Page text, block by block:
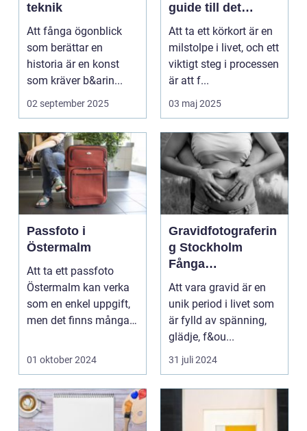
teknik
Att fånga ögonblick
som berättar en
historia är en konst
som kräver b&arin...
02 september 2025
guide till det
perfekta fotot
Att ta ett körkort är en
milstolpe i livet, och ett
viktigt steg i processen
är att f...
03 maj 2025
Passfoto i
Östermalm
Att ta ett passfoto
Östermalm kan verka
som en enkel uppgift,
men det finns många
01 oktober 2024
Gravidfotograferin
g Stockholm
Fånga
Ögonblicken Innan
Livet Förändras
Att vara gravid är en
unik period i livet som
är fylld av spänning,
glädje, f&ou...
31 juli 2024